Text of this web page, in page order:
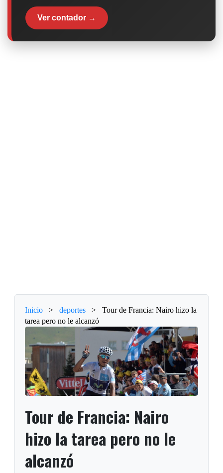
Ver contador →
Inicio > deportes >
Tour de Francia: Nairo hizo la
tarea pero no le alcanzó
Tour de Francia: Nairo
hizo la tarea pero no le
alcanzó